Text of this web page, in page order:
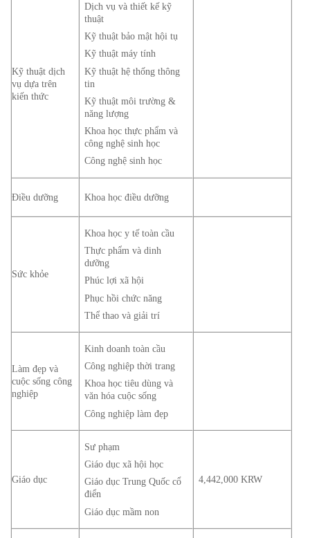
Kỹ thuật dịch
vụ dựa trên
kiến thức
Dịch vụ và thiết kế kỹ
thuật
Kỹ thuật bảo mật hội tụ
Kỹ thuật máy tính
Kỹ thuật hệ thống thông
tin
Kỹ thuật môi trường &
năng lượng
Khoa học thực phẩm và
công nghệ sinh học
Công nghệ sinh học
Điều dưỡng Khoa học điều dưỡng
Sức khỏe
Khoa học y tế toàn cầu
Thực phẩm và dinh
dưỡng
Phúc lợi xã hội
Phục hồi chức năng
Thể thao và giải trí
Làm đẹp và
cuộc sống công
nghiệp
Kinh doanh toàn cầu
Công nghiệp thời trang
Khoa học tiêu dùng và
văn hóa cuộc sống
Công nghiệp làm đẹp
Giáo dục
Sư phạm
Giáo dục xã hội học
Giáo dục Trung Quốc cổ
điển
Giáo dục mầm non
4,442,000 KRW